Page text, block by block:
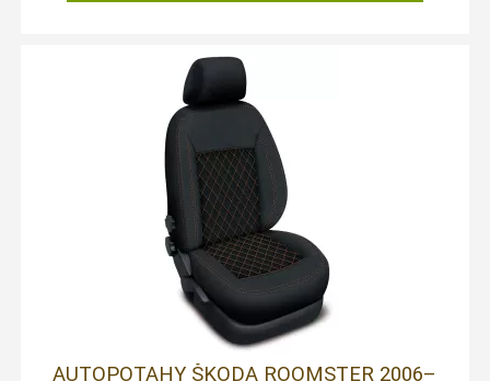
AUTOPOTAHY ŠKODA ROOMSTER 2006–